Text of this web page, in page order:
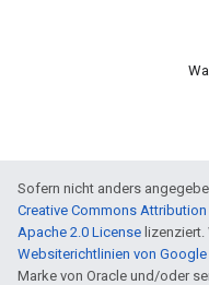
Sofern nicht anders
Creative Commons
Apache 2.0 License
Websiterichtlinien von
Marke von Oracle und/oder